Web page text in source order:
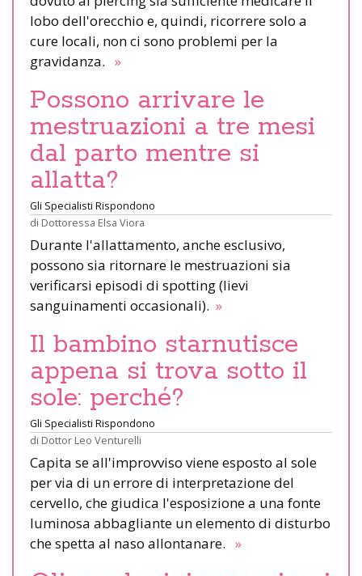
lobo dell'orecchio e, quindi, ricorrere solo a
cure locali, non ci sono problemi per la
gravidanza. »
Possono arrivare le
mestruazioni a tre mesi
dal parto mentre si
allatta?
Gli Specialisti Rispondono
di Dottoressa Elsa Viora
Durante l'allattamento, anche esclusivo,
possono sia ritornare le mestruazioni sia
verificarsi episodi di spotting (lievi
sanguinamenti occasionali). »
Il bambino starnutisce
appena si trova sotto il
sole: perché?
Gli Specialisti Rispondono
di Dottor Leo Venturelli
Capita se all'improvviso viene esposto al sole
per via di un errore di interpretazione del
cervello, che giudica l'esposizione a una fonte
luminosa abbagliante un elemento di disturbo
che spetta al naso allontanare. »